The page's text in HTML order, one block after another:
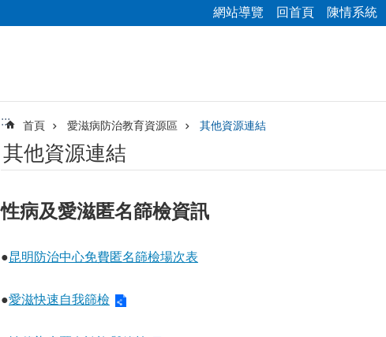
網站導覽 回首頁 陳情系統
::: 首頁 愛滋病防治教育資源區 其他資源連結
其他資源連結
性病及愛滋匿名篩檢資訊
●昆明防治中心免費匿名篩檢場次表
●愛滋快速自我篩檢